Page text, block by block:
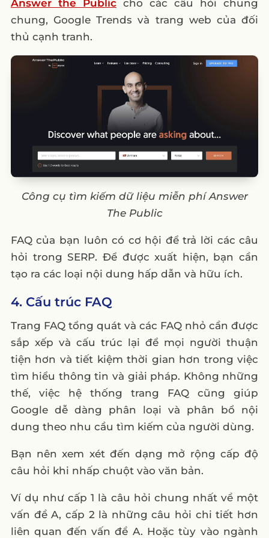
Answer the Publiccho các câu hỏi chung
chung, Google Trends và trang web của đối
thủ cạnh tranh.
Công cụ tìm kiếm dữ liệu miễn phí Answer
The Public
FAQ của bạn luôn có cơ hội để trả lời các câu
hỏi trong SERP. Để được xuất hiện, bạn cần
tạo ra các loại nội dung hấp dẫn và hữu ích.
4. Cấu trúc FAQ
Trang FAQ tổng quát và các FAQ nhỏ cần được
sắp xếp và cấu trúc lại để mọi người thuận
tiện hơn và tiết kiệm thời gian hơn trong việc
tìm hiểu thông tin và giải pháp. Không những
thế, việc hệ thống trang FAQ cũng giúp
Google dễ dàng phân loại và phân bổ nội
dung theo nhu cầu tìm kiếm của người dùng.
Bạn nên xem xét đến dạng mở rộng cấp độ
câu hỏi khi nhấp chuột vào văn bản.
Ví dụ như cấp 1 là câu hỏi chung nhất về một
vấn đề A, cấp 2 là những câu hỏi chi tiết hơn
liên quan đến vấn đề A. Hoặc tùy vào ngành